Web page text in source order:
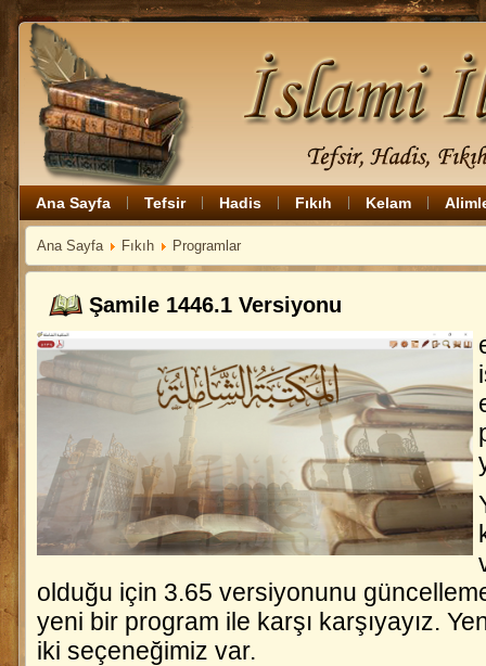
Ana Sayfa Tefsir Hadis Fıkıh Kelam
Ana Sayfa Fıkıh Programlar
Şamile 1446.1 Versiyonu
olduğu için 3.65 versiyonunu
yeni bir program ile karşı karşıyayız.
iki seçeneğimiz var.